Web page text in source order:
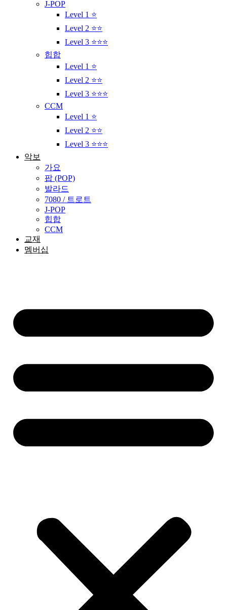
J-POP
Level 1 ⭐
Level 2 ⭐⭐
Level 3 ⭐⭐⭐
힙합
Level 1 ⭐
Level 2 ⭐⭐
Level 3 ⭐⭐⭐
CCM
Level 1 ⭐
Level 2 ⭐⭐
Level 3 ⭐⭐⭐
악보
가요
팝 (POP)
발라드
7080 / 트로트
J-POP
힙합
CCM
교재
멤버십